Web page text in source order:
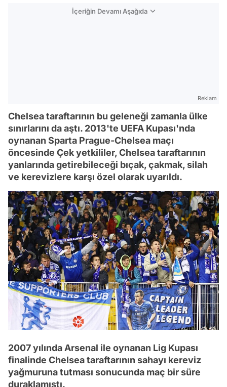
İçeriğin Devamı Aşağıda
Reklam
Chelsea taraftarının bu geleneği zamanla ülke
sınırlarını da aştı. 2013'te UEFA Kupası'nda
oynanan Sparta Prague-Chelsea maçı
öncesinde Çek yetkililer, Chelsea taraftarının
yanlarında getirebileceği bıçak, çakmak, silah
ve kerevizlere karşı özel olarak uyarıldı.
2007 yılında Arsenal ile oynanan Lig Kupası
finalinde Chelsea taraftarının sahayı kereviz
yağmuruna tutması sonucunda maç bir süre
duraklamıştı.